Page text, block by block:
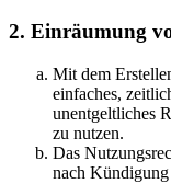
2. Einräumung
Mit dem
einfaches,
unentgeltliches
zu nutzen.
Das
nach Kündigung